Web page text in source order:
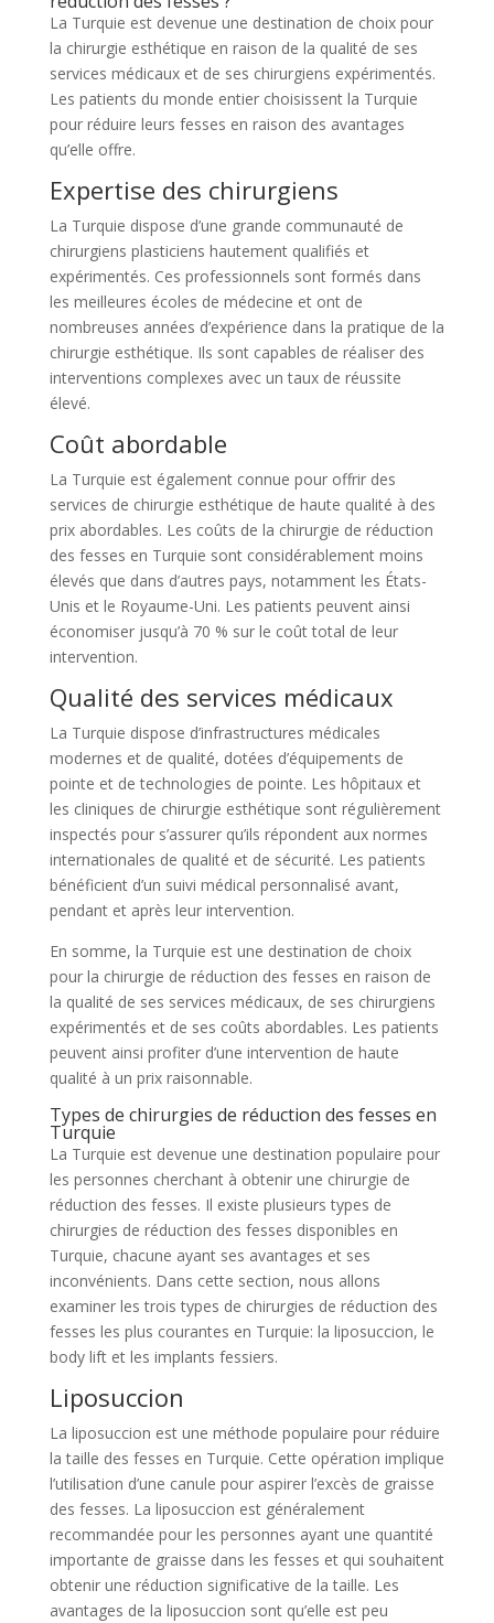
La Turquie est devenue une destination de choix pour
la chirurgie esthétique en raison de la qualité de ses
services médicaux et de ses chirurgiens expérimentés.
Les patients du monde entier choisissent la Turquie
pour réduire leurs fesses en raison des avantages
qu’elle offre.
Expertise des chirurgiens
La Turquie dispose d’une grande communauté de
chirurgiens plasticiens hautement qualifiés et
expérimentés. Ces professionnels sont formés dans
les meilleures écoles de médecine et ont de
nombreuses années d’expérience dans la pratique de la
chirurgie esthétique. Ils sont capables de réaliser des
interventions complexes avec un taux de réussite
élevé.
Coût abordable
La Turquie est également connue pour offrir des
services de chirurgie esthétique de haute qualité à des
prix abordables. Les coûts de la chirurgie de réduction
des fesses en Turquie sont considérablement moins
élevés que dans d’autres pays, notamment les États-
Unis et le Royaume-Uni. Les patients peuvent ainsi
économiser jusqu’à 70 % sur le coût total de leur
intervention.
Qualité des services médicaux
La Turquie dispose d’infrastructures médicales
modernes et de qualité, dotées d’équipements de
pointe et de technologies de pointe. Les hôpitaux et
les cliniques de chirurgie esthétique sont régulièrement
inspectés pour s’assurer qu’ils répondent aux normes
internationales de qualité et de sécurité. Les patients
bénéficient d’un suivi médical personnalisé avant,
pendant et après leur intervention.
En somme, la Turquie est une destination de choix
pour la chirurgie de réduction des fesses en raison de
la qualité de ses services médicaux, de ses chirurgiens
expérimentés et de ses coûts abordables. Les patients
peuvent ainsi profiter d’une intervention de haute
qualité à un prix raisonnable.
Types de chirurgies de réduction des fesses en
Turquie
La Turquie est devenue une destination populaire pour
les personnes cherchant à obtenir une chirurgie de
réduction des fesses. Il existe plusieurs types de
chirurgies de réduction des fesses disponibles en
Turquie, chacune ayant ses avantages et ses
inconvénients. Dans cette section, nous allons
examiner les trois types de chirurgies de réduction des
fesses les plus courantes en Turquie: la liposuccion, le
body lift et les implants fessiers.
Liposuccion
La liposuccion est une méthode populaire pour réduire
la taille des fesses en Turquie. Cette opération implique
l’utilisation d’une canule pour aspirer l’excès de graisse
des fesses. La liposuccion est généralement
recommandée pour les personnes ayant une quantité
importante de graisse dans les fesses et qui souhaitent
obtenir une réduction significative de la taille. Les
avantages de la liposuccion sont qu’elle est peu